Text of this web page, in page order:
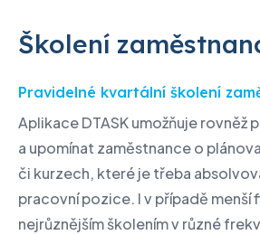
Školení
Pravidelné kvartální školení
Aplikace DTASK umožňuje rovněž
a upomínat zaměstnance o
či kurzech, které je třeba
pracovní pozice. I v případě menší
nejrůznějším školením v různé